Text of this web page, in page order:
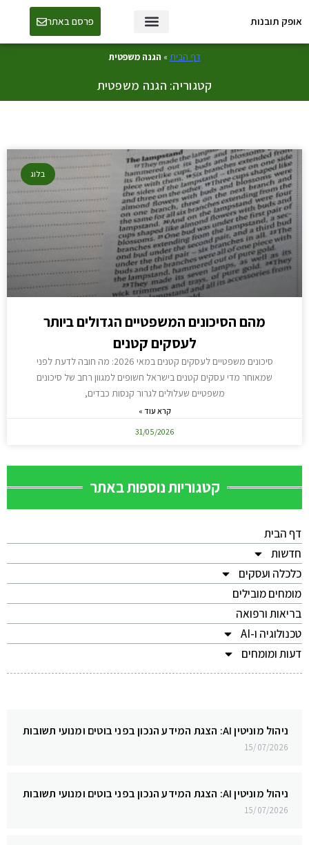
אופק תובנות פרסם באתר
דף הבית» הגנה משפטית
קטגוריה: הגנה משפטית
בלוג
מהם הסיכונים המשפטיים הגדולים ביותר
לעסקים קטנים
סיכונים משפטיים לעסקים קטנים במאי 2026: מה חובה לדעת לפני
שמאוחר מדי עסקים קטנים בישראל חשופים למגוון רחב של סיכונים
משפטיים שעלולים לגרור קנסות כבדים,
קרא עוד »
31/05/2026
קטגוריות נוספות באתר
דף הבית
חדשות
כלכלה ועסקים
מומחים מובילים
בריאות ורפואה
טכנולוגיה ו-AI
דעות ומומחים
ניהול מוניטין AI: הצגת המידע הנכון בפני בוטים ומנועי תשובות
15/07/2026
ניהול מוניטין AI: הצגת המידע הנכון בפני בוטים ומנועי תשובות
15/07/2026